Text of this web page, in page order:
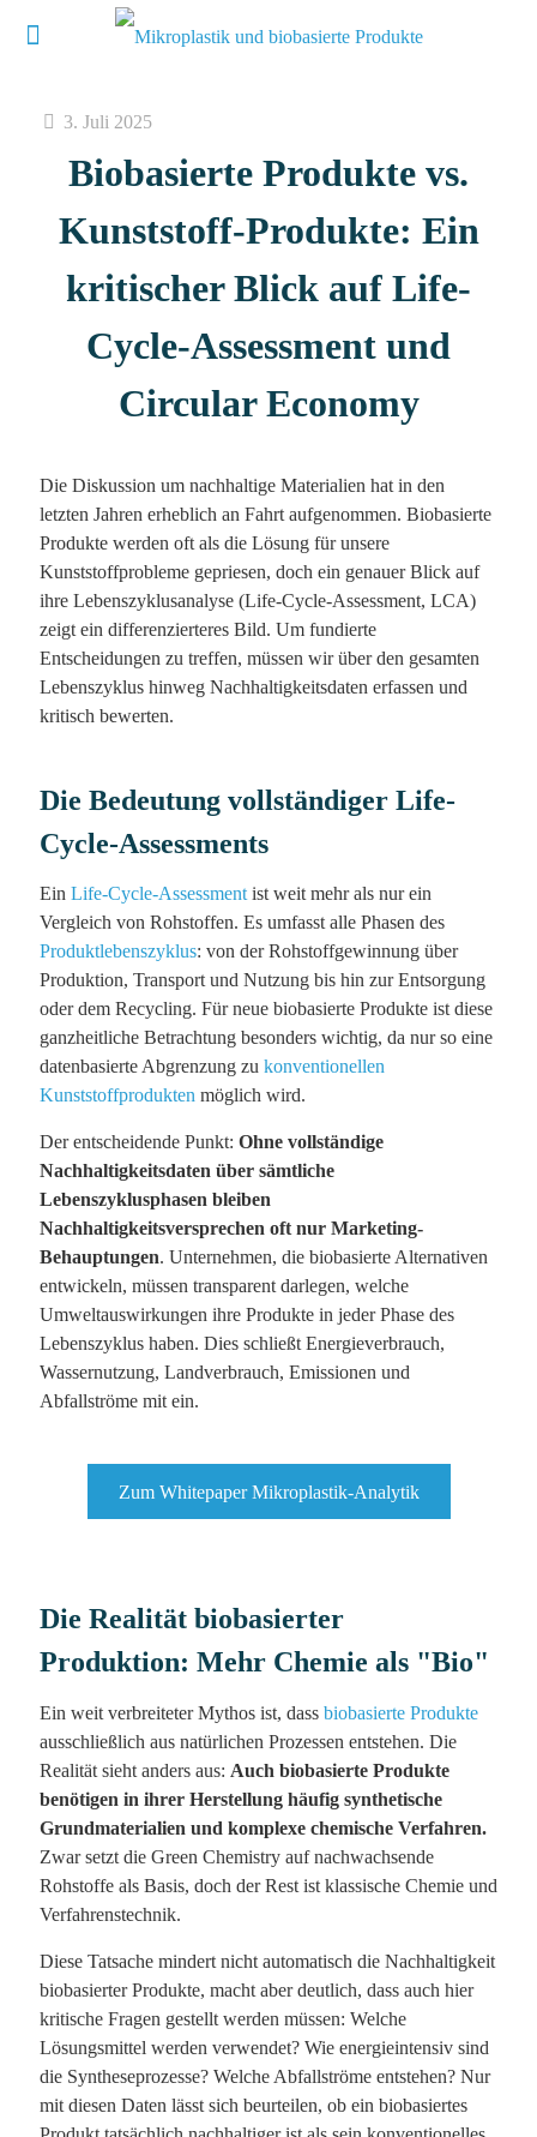
3. Juli 2025
Biobasierte Produkte vs.
Kunststoff-Produkte: Ein
kritischer Blick auf Life-
Cycle-Assessment und
Circular Economy
Die Diskussion um nachhaltige Materialien hat in den
letzten Jahren erheblich an Fahrt aufgenommen. Biobasierte
Produkte werden oft als die Lösung für unsere
Kunststoffprobleme gepriesen, doch ein genauer Blick auf
ihre Lebenszyklusanalyse (Life-Cycle-Assessment, LCA)
zeigt ein differenzierteres Bild. Um fundierte
Entscheidungen zu treffen, müssen wir über den gesamten
Lebenszyklus hinweg Nachhaltigkeitsdaten erfassen und
kritisch bewerten.
Die Bedeutung vollständiger Life-
Cycle-Assessments
Ein Life-Cycle-Assessment ist weit mehr als nur ein
Vergleich von Rohstoffen. Es umfasst alle Phasen des
Produktlebenszyklus: von der Rohstoffgewinnung über
Produktion, Transport und Nutzung bis hin zur Entsorgung
oder dem Recycling. Für neue biobasierte Produkte ist diese
ganzheitliche Betrachtung besonders wichtig, da nur so eine
datenbasierte Abgrenzung zu konventionellen
Kunststoffprodukten möglich wird.
Der entscheidende Punkt: Ohne vollständige
Nachhaltigkeitsdaten über sämtliche
Lebenszyklusphasen bleiben
Nachhaltigkeitsversprechen oft nur Marketing-
Behauptungen. Unternehmen, die biobasierte Alternativen
entwickeln, müssen transparent darlegen, welche
Umweltauswirkungen ihre Produkte in jeder Phase des
Lebenszyklus haben. Dies schließt Energieverbrauch,
Wassernutzung, Landverbrauch, Emissionen und
Abfallströme mit ein.
Zum Whitepaper Mikroplastik-Analytik
Die Realität biobasierter
Produktion: Mehr Chemie als "Bio"
Ein weit verbreiteter Mythos ist, dass biobasierte Produkte
ausschließlich aus natürlichen Prozessen entstehen. Die
Realität sieht anders aus: Auch biobasierte Produkte
benötigen in ihrer Herstellung häufig synthetische
Grundmaterialien und komplexe chemische Verfahren.
Zwar setzt die Green Chemistry auf nachwachsende
Rohstoffe als Basis, doch der Rest ist klassische Chemie und
Verfahrenstechnik.
Diese Tatsache mindert nicht automatisch die Nachhaltigkeit
biobasierter Produkte, macht aber deutlich, dass auch hier
kritische Fragen gestellt werden müssen: Welche
Lösungsmittel werden verwendet? Wie energieintensiv sind
die Syntheseprozesse? Welche Abfallströme entstehen? Nur
mit diesen Daten lässt sich beurteilen, ob ein biobasiertes